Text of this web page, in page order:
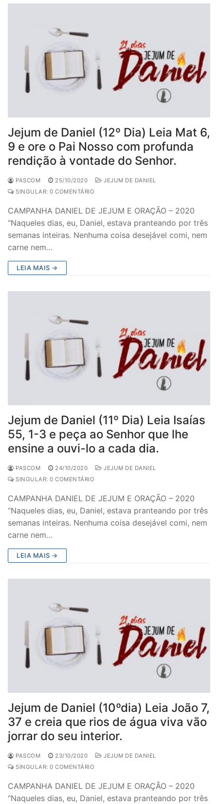
Jejum de Daniel (12º Dia) Leia Mat 6,
9 e ore o Pai Nosso com profunda
rendição à vontade do Senhor.
PASCOM 25/10/2020
JEJUM DE DANIEL
SINGULAR: 0 COMENTÁRIO
CAMPANHA DANIEL DE JEJUM E ORAÇÃO – 2020
“Naqueles dias, eu, Daniel, estava pranteando por três
semanas inteiras. Nenhuma coisa desejável comi, nem
carne nem…
LEIA MAIS →
Jejum de Daniel (11º Dia) Leia Isaías
55, 1-3 e peça ao Senhor que lhe
ensine a ouvi-lo a cada dia.
PASCOM 24/10/2020
JEJUM DE DANIEL
SINGULAR: 0 COMENTÁRIO
CAMPANHA DANIEL DE JEJUM E ORAÇÃO – 2020
“Naqueles dias, eu, Daniel, estava pranteando por três
semanas inteiras. Nenhuma coisa desejável comi, nem
carne nem…
LEIA MAIS →
Jejum de Daniel (10ºdia) Leia João 7,
37 e creia que rios de água viva vão
jorrar do seu interior.
PASCOM 23/10/2020
JEJUM DE DANIEL
SINGULAR: 0 COMENTÁRIO
CAMPANHA DANIEL DE JEJUM E ORAÇÃO – 2020
“Naqueles dias, eu, Daniel, estava pranteando por três